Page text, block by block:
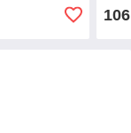
106